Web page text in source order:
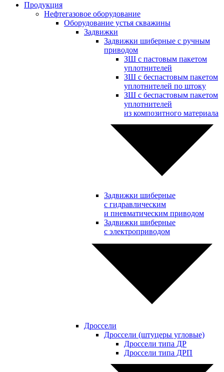
Продукция
Нефтегазовое оборудование
Оборудование устья скважины
Задвижки
Задвижки шиберные с ручным
приводом
ЗШ с пастовым пакетом
уплотнителей
ЗШ с беспастовым пакетом
уплотнителей по штоку
ЗШ с беспастовым пакетом
уплотнителей
из композитного материала
Задвижки шиберные
с гидравлическим
и пневматическим приводом
Задвижки шиберные
с электроприводом
Дроссели
Дроссели (штуцеры угловые)
Дроссели типа ДР
Дроссели типа ДРП